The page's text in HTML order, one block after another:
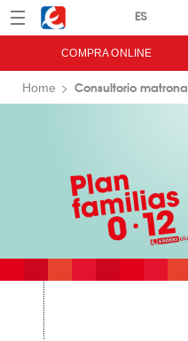
Menú Eroski
COMPRA ONLINE
Home Consultorio matrona